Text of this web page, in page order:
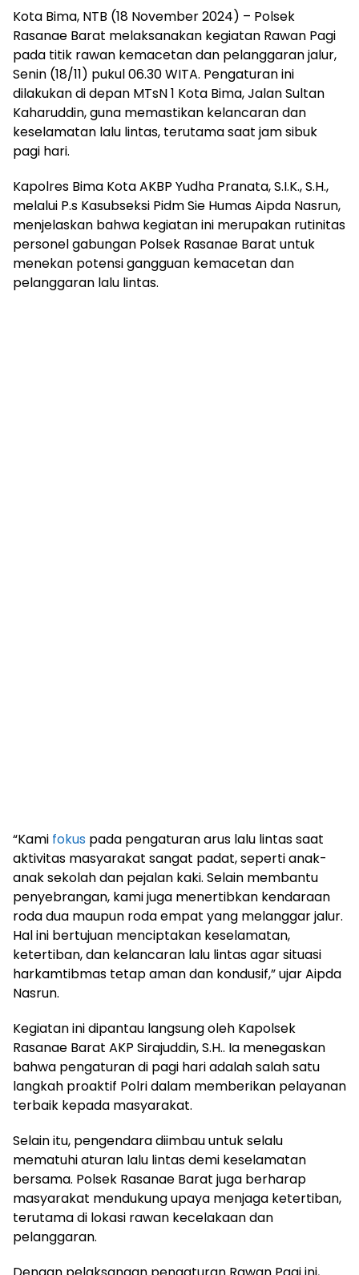
Kota Bima, NTB (18 November 2024) – Polsek
Rasanae Barat melaksanakan kegiatan Rawan Pagi
pada titik rawan kemacetan dan pelanggaran jalur,
Senin (18/11) pukul 06.30 WITA. Pengaturan ini
dilakukan di depan MTsN 1 Kota Bima, Jalan Sultan
Kaharuddin, guna memastikan kelancaran dan
keselamatan lalu lintas, terutama saat jam sibuk
pagi hari.
Kapolres Bima Kota AKBP Yudha Pranata, S.I.K., S.H.,
melalui P.s Kasubseksi Pidm Sie Humas Aipda Nasrun,
menjelaskan bahwa kegiatan ini merupakan rutinitas
personel gabungan Polsek Rasanae Barat untuk
menekan potensi gangguan kemacetan dan
pelanggaran lalu lintas.
“Kami fokus pada pengaturan arus lalu lintas saat
aktivitas masyarakat sangat padat, seperti anak-
anak sekolah dan pejalan kaki. Selain membantu
penyebrangan, kami juga menertibkan kendaraan
roda dua maupun roda empat yang melanggar jalur.
Hal ini bertujuan menciptakan keselamatan,
ketertiban, dan kelancaran lalu lintas agar situasi
harkamtibmas tetap aman dan kondusif,” ujar Aipda
Nasrun.
Kegiatan ini dipantau langsung oleh Kapolsek
Rasanae Barat AKP Sirajuddin, S.H.. Ia menegaskan
bahwa pengaturan di pagi hari adalah salah satu
langkah proaktif Polri dalam memberikan pelayanan
terbaik kepada masyarakat.
Selain itu, pengendara diimbau untuk selalu
mematuhi aturan lalu lintas demi keselamatan
bersama. Polsek Rasanae Barat juga berharap
masyarakat mendukung upaya menjaga ketertiban,
terutama di lokasi rawan kecelakaan dan
pelanggaran.